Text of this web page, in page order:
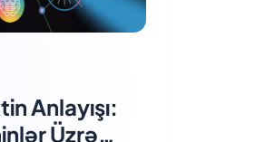
Anlayışı:
Üzrə